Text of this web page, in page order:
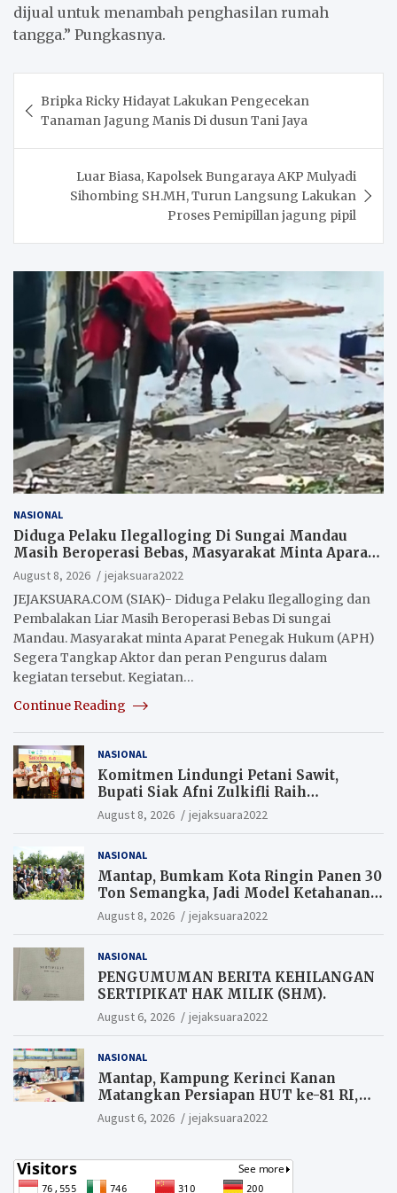
dijual untuk menambah penghasilan rumah
tangga.” Pungkasnya.
navigation
Bripka Ricky Hidayat Lakukan Pengecekan
Tanaman Jagung Manis Di dusun Tani Jaya
Luar Biasa, Kapolsek Bungaraya AKP Mulyadi
Sihombing SH.MH, Turun Langsung Lakukan
Proses Pemipillan jagung pipil
NASIONAL
Diduga Pelaku Ilegalloging Di Sungai Mandau
Masih Beroperasi Bebas, Masyarakat Minta Aparat
Penegak Hukum Segera Tangkap Aktor Dan
Pengurus.
August 8, 2026
jejaksuara2022
JEJAKSUARA.COM (SIAK)- Diduga Pelaku Ilegalloging dan
Pembalakan Liar Masih Beroperasi Bebas Di sungai
Mandau. Masyarakat minta Aparat Penegak Hukum (APH)
Segera Tangkap Aktor dan peran Pengurus dalam
kegiatan tersebut. Kegiatan…
Continue Reading
NASIONAL
Komitmen Lindungi Petani Sawit,
Bupati Siak Afni Zulkifli Raih
Penghargaan SIEXPO 2026
August 8, 2026 jejaksuara2022
NASIONAL
Mantap, Bumkam Kota Ringin Panen 30
Ton Semangka, Jadi Model Ketahanan
Pangan Siak.
August 8, 2026 jejaksuara2022
NASIONAL
PENGUMUMAN BERITA KEHILANGAN
SERTIPIKAT HAK MILIK (SHM).
August 6, 2026 jejaksuara2022
NASIONAL
Mantap, Kampung Kerinci Kanan
Matangkan Persiapan HUT ke-81 RI,
Warga yang ikut Upacara
Berkesempatan Raih Hadiah
August 6, 2026 jejaksuara2022